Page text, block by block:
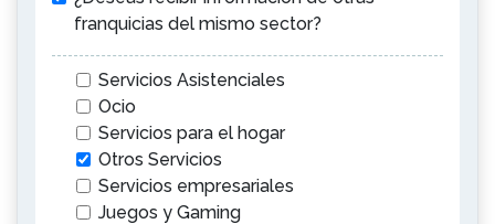
franquicias del mismo sector?
Servicios Asistenciales
Ocio
Servicios para el hogar
Otros Servicios
Servicios empresariales
Juegos y Gaming